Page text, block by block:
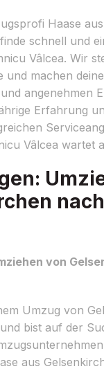
Haase
schnell und
Vâlcea. Wir
und machen
angenehmen
Erfahrung
Vâlcea wartet
von
Umzug von
bist auf der
aus